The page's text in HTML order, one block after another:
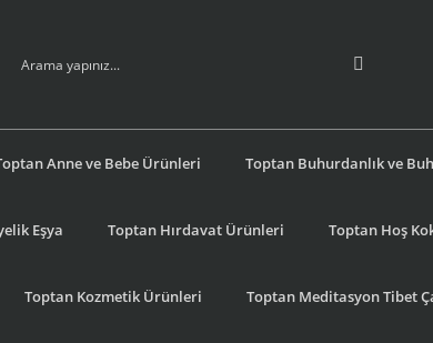
Anne ve Bebe Ürünleri Toptan Buhurdanlık ve
Eşya Toptan Hırdavat Ürünleri Toptan Hoş
Toptan Kozmetik Ürünleri Toptan Meditasyon Tibet